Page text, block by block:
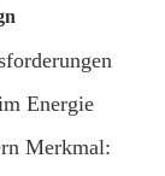
Energie
Merkmal: